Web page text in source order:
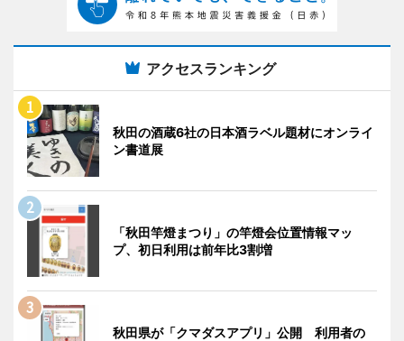
アクセスランキング
秋田の酒蔵6社の日本酒ラベル題材にオンライ
ン書道展
「秋田竿燈まつり」の竿燈会位置情報マッ
プ、初日利用は前年比3割増
秋田県が「クマダスアプリ」公開 利用者の